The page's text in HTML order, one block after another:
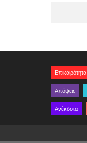
Επικαιρότητα
Απόψεις
Ανέκδοτα